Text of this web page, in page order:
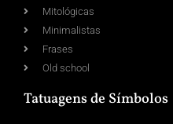
Mitológicas
Minimalistas
Frases
Old school
Tatuagens de Símbolos